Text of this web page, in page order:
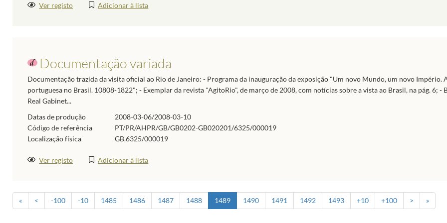
Ver registo Adicionar à lista
Documentação variada
Documentação trazida da visita oficial ao Rio de Janeiro: - Programa da inauguração da exposição "Um novo Mundo, um novo Império.
portuguesa no Brasil. 10808-1822"; - Exemplar da revista "AgitoRio", de março de 2008, com notícias sobre a vista ao Brasil, na pág. 6; -
Real Gabinet...
Datas de produção
2008-03-06/2008-03-10
Código de referência
PT/PR/AHPR/GB/GB0202-GB020201/6325/000019
Localização física
GB.6325/000019
Ver registo Adicionar à lista
« < -100 -10 1485 1486 1487 1488 1489 1490 1491 1492 1493 +10 +100 > »